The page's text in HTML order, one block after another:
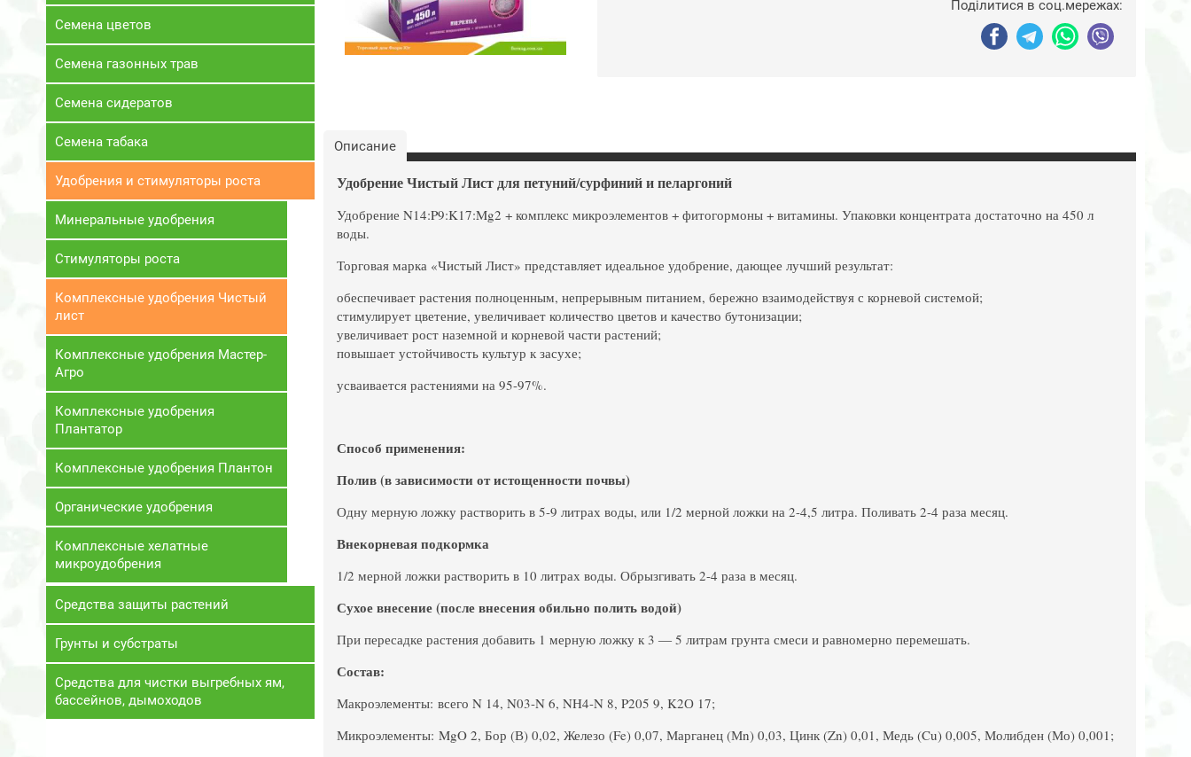
Семена цветов
Семена газонных трав
Семена сидератов
Семена табака
Удобрения и стимуляторы роста
Минеральные удобрения
Стимуляторы роста
Комплексные удобрения Чистый
лист
Комплексные удобрения Мастер-
Агро
Комплексные удобрения
Плантатор
Комплексные удобрения Плантон
Органические удобрения
Комплексные хелатные
микроудобрения
Средства защиты растений
Грунты и субстраты
Средства для чистки выгребных ям,
бассейнов, дымоходов
Поділитися в соц.мережах:
Описание
Удобрение Чистый Лист для петуний/сурфиний и пеларгоний
Удобрение N14:P9:K17:Mg2 + комплекс микроэлементов + фитогормоны + витамины. Упаковки концентрата достаточно на 450 л
воды.
Торговая марка «Чистый Лист» представляет идеальное удобрение, дающее лучший результат:
обеспечивает растения полноценным, непрерывным питанием, бережно взаимодействуя с корневой системой;
стимулирует цветение, увеличивает количество цветов и качество бутонизации;
увеличивает рост наземной и корневой части растений;
повышает устойчивость культур к засухе;
усваивается растениями на 95-97%.
Способ применения:
Полив (в зависимости от истощенности почвы)
Одну мерную ложку растворить в 5-9 литрах воды, или 1/2 мерной ложки на 2-4,5 литра. Поливать 2-4 раза месяц.
Внекорневая подкормка
1/2 мерной ложки растворить в 10 литрах воды. Обрызгивать 2-4 раза в месяц.
Сухое внесение (после внесения обильно полить водой)
При пересадке растения добавить 1 мерную ложку к 3 ― 5 литрам грунта смеси и равномерно перемешать.
Состав:
Макроэлементы: всего N 14, N03-N 6, NH4-N 8, P205 9, K2О 17;
Микроэлементы: MgO 2, Бор (В) 0,02, Железо (Fe) 0,07, Марганец (Мn) 0,03, Цинк (Zn) 0,01, Медь (Cu) 0,005, Молибден (Мо) 0,001;